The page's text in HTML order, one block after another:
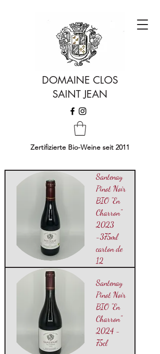
DOMAINE CLOS
SAINT JEAN
Zertifizierte Bio-Weine seit 2011
Santenay
Pinot Noir
BIO "En
Charron"
2023
-375ml
carton de
12
Santenay
Pinot Noir
BIO "En
Charron"
2024 -
75cl